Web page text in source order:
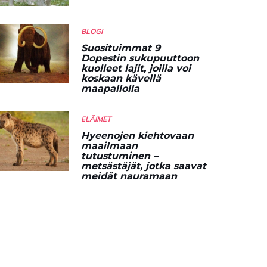
BLOGI
Suosituimmat 9
Dopestin sukupuuttoon
kuolleet lajit, joilla voi
koskaan kävellä
maapallolla
ELÄIMET
Hyeenojen kiehtovaan
maailmaan
tutustuminen –
metsästäjät, jotka saavat
meidät nauramaan